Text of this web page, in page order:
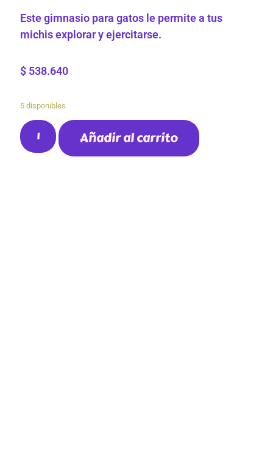
Este gimnasio para gatos le permite a tus
michis explorar y ejercitarse.
$ 538.640
5 disponibles
Añadir al carrito